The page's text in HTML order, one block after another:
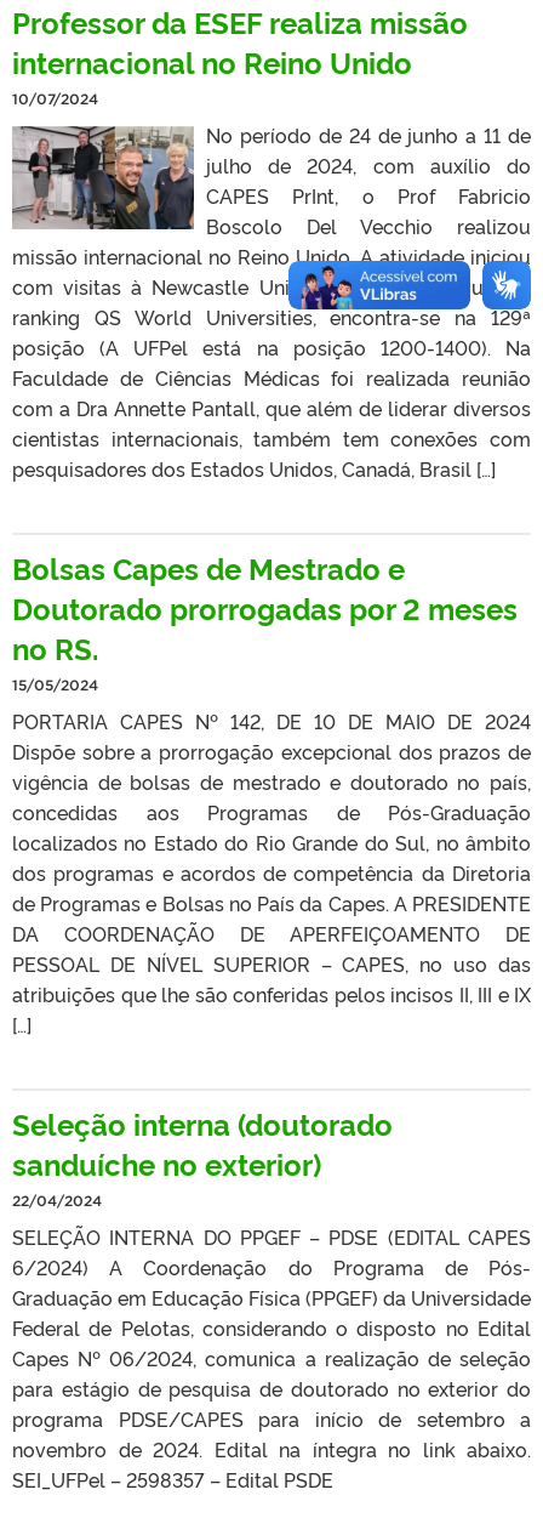
Professor da ESEF realiza missão
internacional no Reino Unido
10/07/2024
No período de 24 de junho a 11 de
julho de 2024, com auxílio do
CAPES PrInt, o Prof Fabricio
Boscolo Del Vecchio realizou
missão internacional no Reino Unido. A atividade iniciou
com visitas à Newcastle University (Figura 1) que, no
ranking QS World Universities, encontra-se na 129ª
posição (A UFPel está na posição 1200-1400). Na
Faculdade de Ciências Médicas foi realizada reunião
com a Dra Annette Pantall, que além de liderar diversos
cientistas internacionais, também tem conexões com
pesquisadores dos Estados Unidos, Canadá, Brasil […]
Bolsas Capes de Mestrado e
Doutorado prorrogadas por 2 meses
no RS.
15/05/2024
PORTARIA CAPES Nº 142, DE 10 DE MAIO DE 2024
Dispõe sobre a prorrogação excepcional dos prazos de
vigência de bolsas de mestrado e doutorado no país,
concedidas aos Programas de Pós-Graduação
localizados no Estado do Rio Grande do Sul, no âmbito
dos programas e acordos de competência da Diretoria
de Programas e Bolsas no País da Capes. A PRESIDENTE
DA COORDENAÇÃO DE APERFEIÇOAMENTO DE
PESSOAL DE NÍVEL SUPERIOR – CAPES, no uso das
atribuições que lhe são conferidas pelos incisos II, III e IX
[…]
Seleção interna (doutorado
sanduíche no exterior)
22/04/2024
SELEÇÃO INTERNA DO PPGEF – PDSE (EDITAL CAPES
6/2024) A Coordenação do Programa de Pós-
Graduação em Educação Física (PPGEF) da Universidade
Federal de Pelotas, considerando o disposto no Edital
Capes Nº 06/2024, comunica a realização de seleção
para estágio de pesquisa de doutorado no exterior do
programa PDSE/CAPES para início de setembro a
novembro de 2024. Edital na íntegra no link abaixo.
SEI_UFPel – 2598357 – Edital PSDE